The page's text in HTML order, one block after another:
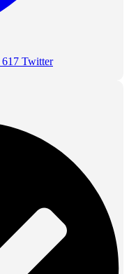
617 Twitter